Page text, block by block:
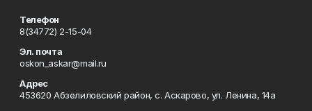
Телефон
8(34772) 2-15-04
Эл. почта
oskon_askar@mail.ru
Адрес
453620 Абзелиловский район, с. Аскарово, ул. Ленина, 14а